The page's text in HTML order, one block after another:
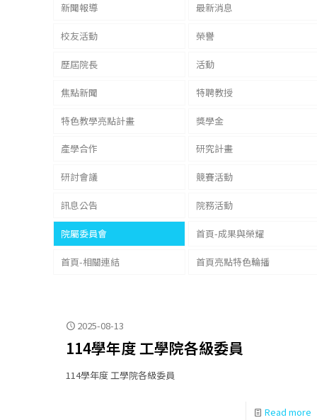
新聞報導 最新消息
校友活動 榮譽
歷屆院長 活動
焦點新聞 特聘教授
特色教學亮點計畫 獎學金
產學合作 研究計畫
研討會議 競賽活動
訊息公告 院務活動
院屬委員會 首頁-成果與榮耀
首頁-相關連結 首頁亮點特色輪播
2025-08-13
114學年度 工學院各級委員
114學年度 工學院各級委員
Read more